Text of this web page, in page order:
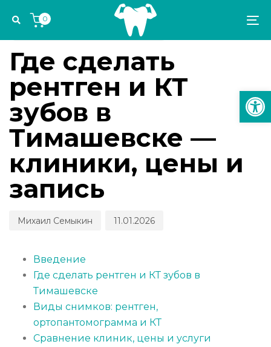
links
navigation
content
0
IN:
ПРОФИЛАКТИКА И ДИАГНОСТИКА
Где сделать
рентген и КТ
зубов в
Тимашевске —
клиники, цены и
запись
Михаил Семыкин
on:
11.01.2026
Введение
Где сделать рентген и КТ зубов в
Тимашевске
Виды снимков: рентген,
ортопантомограмма и КТ
Сравнение клиник, цены и услуги